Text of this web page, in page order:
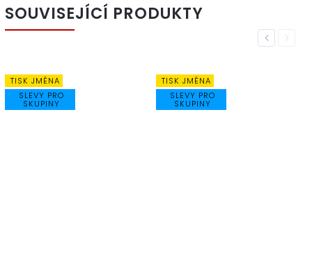
SOUVISEJÍCÍ PRODUKTY
Previous
TISK JMÉNA
SLEVY PRO
SKUPINY
TISK JMÉNA
SLEVY PRO
SKUPINY
Next